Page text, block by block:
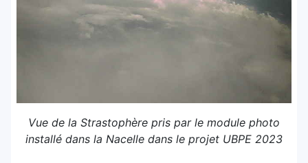
Vue de la Strastophère pris par le module photo
installé dans la Nacelle dans le projet UBPE 2023